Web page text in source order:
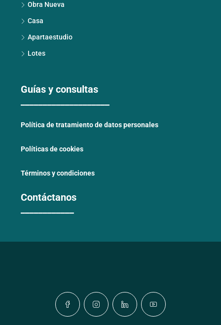
Obra Nueva
Casa
Apartaestudio
Lotes
Guías y consultas
Política de tratamiento de datos personales
Políticas de cookies
Términos y condiciones
Contáctanos